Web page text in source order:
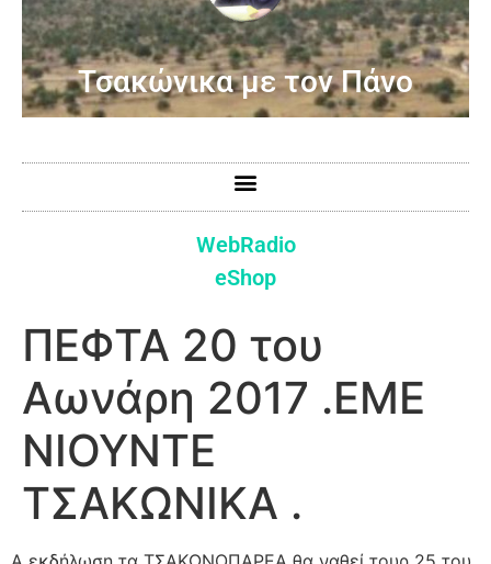
Τσακώνικα με τον Πάνο
WebRadio
eShop
ΠΕΦΤΑ 20 του
Αωνάρη 2017 .ΕΜΕ
ΝΙΟΥΝΤΕ
ΤΣΑΚΩΝΙΚΑ .